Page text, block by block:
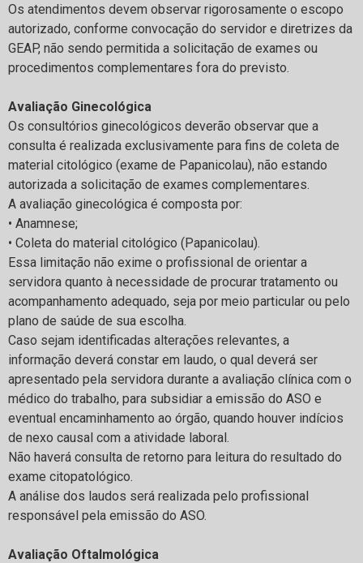
Os atendimentos devem observar rigorosamente o escopo
autorizado, conforme convocação do servidor e diretrizes da
GEAP, não sendo permitida a solicitação de exames ou
procedimentos complementares fora do previsto.
Avaliação Ginecológica
Os consultórios ginecológicos deverão observar que a
consulta é realizada exclusivamente para fins de coleta de
material citológico (exame de Papanicolau), não estando
autorizada a solicitação de exames complementares.
A avaliação ginecológica é composta por:
• Anamnese;
• Coleta do material citológico (Papanicolau).
Essa limitação não exime o profissional de orientar a
servidora quanto à necessidade de procurar tratamento ou
acompanhamento adequado, seja por meio particular ou pelo
plano de saúde de sua escolha.
Caso sejam identificadas alterações relevantes, a
informação deverá constar em laudo, o qual deverá ser
apresentado pela servidora durante a avaliação clínica com o
médico do trabalho, para subsidiar a emissão do ASO e
eventual encaminhamento ao órgão, quando houver indícios
de nexo causal com a atividade laboral.
Não haverá consulta de retorno para leitura do resultado do
exame citopatológico.
A análise dos laudos será realizada pelo profissional
responsável pela emissão do ASO.
Avaliação Oftalmológica